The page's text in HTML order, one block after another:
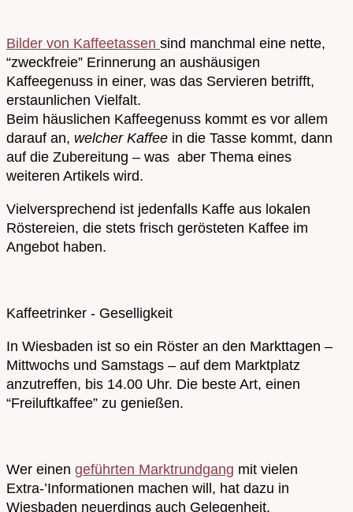
Bilder von Kaffeetassen sind manchmal eine nette,
“zweckfreie” Erinnerung an aushäusigen
Kaffeegenuss in einer, was das Servieren betrifft,
erstaunlichen Vielfalt.
Beim häuslichen Kaffeegenuss kommt es vor allem
darauf an, welcher Kaffee in die Tasse kommt, dann
auf die Zubereitung – was aber Thema eines
weiteren Artikels wird.
Vielversprechend ist jedenfalls Kaffe aus lokalen
Röstereien, die stets frisch gerösteten Kaffee im
Angebot haben.
Kaffeetrinker - Geselligkeit
In Wiesbaden ist so ein Röster an den Markttagen –
Mittwochs und Samstags – auf dem Marktplatz
anzutreffen, bis 14.00 Uhr. Die beste Art, einen
“Freiluftkaffee” zu genießen.
Wer einen geführten Marktrundgang mit vielen
Extra-’Informationen machen will, hat dazu in
Wiesbaden neuerdings auch Gelegenheit.